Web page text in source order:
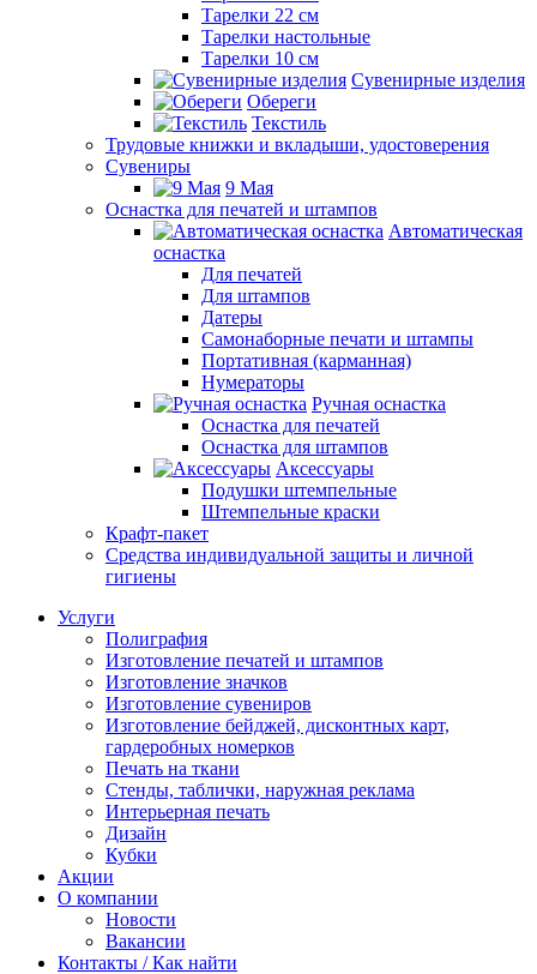
Тарелки 22 см
Тарелки настольные
Тарелки 10 см
Сувенирные изделия
Обереги
Текстиль
Трудовые книжки и вкладыши, удостоверения
Сувениры
9 Мая
Оснастка для печатей и штампов
Автоматическая
оснастка
Для печатей
Для штампов
Датеры
Самонаборные печати и штампы
Портативная (карманная)
Нумераторы
Ручная оснастка
Оснастка для печатей
Оснастка для штампов
Аксессуары
Подушки штемпельные
Штемпельные краски
Крафт-пакет
Средства индивидуальной защиты и личной
гигиены
Услуги
Полиграфия
Изготовление печатей и штампов
Изготовление значков
Изготовление сувениров
Изготовление бейджей, дисконтных карт,
гардеробных номерков
Печать на ткани
Стенды, таблички, наружная реклама
Интерьерная печать
Дизайн
Кубки
Акции
О компании
Новости
Вакансии
Контакты / Как найти